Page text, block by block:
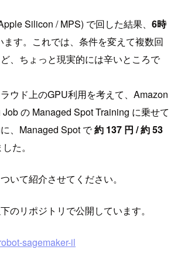
Silicon / MPS) で回した結果、 6時
す。これでは、条件を変えて複数回
、ちょっと現実的には辛いところで
ウド上のGPU利用を考えて、Amazon
の Managed Spot Training に乗せて
、Managed Spot で約 137 円 / 約 53
た。
いて紹介させてください。
のリポジトリで公開しています。
sagemaker-il